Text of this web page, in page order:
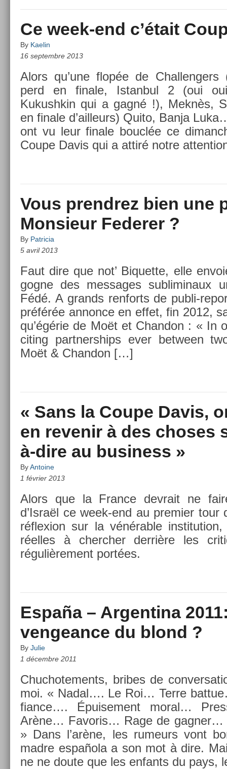
Ce week-end c’était
By Kaelin
16 septembre 2013
Alors qu’une flopée de
perd en fin­ale, Is­tanbul 2 (oui
Kukushkin qui a gagné !), Meknès,
en fin­ale d’ail­leurs) Quito, Banja
ont vu leur fin­ale bouclée ce
Coupe Davis qui a attiré notre
Vous prendrez bien une
Monsieur Federer ?
By Patricia
5 avril 2013
Faut dire que not’ Bi­quet­te, elle
gogne des mes­sages sub­liminaux
Fédé. A grands re­nforts de publi-
préférée an­non­ce en effet, fin 2012,
qu’égérie de Moët et Chan­don : «
cit­ing partnerships ever bet­ween
Moët & Chan­don […]
« Sans la Coupe Davis,
en revenir à des choses
à-dire au business »
ByAntoine
1 février 2013
Alors que la Fran­ce de­vrait ne
d’Israël ce week-end au pre­mi­er tour
réflex­ion sur la vénérable
réelles à cherch­er derrière les
réguliè­re­ment portées.
España – Argentina
vengeance du blond ?
By Julie
1 décembre 2011
Chuc­hote­ments, bribes de
moi. « Nadal…. Le Roi… Terre
fian­ce…. Épuise­ment moral…
Arène… Favoris… Rage de gagn­er…
» Dans l’arène, les rumeurs vont
madre española a son mot à dire.
ne ne doute que les en­fants du pays,